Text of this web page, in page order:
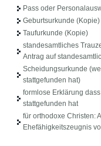
Pass oder
Geburtsurkunde (Kopie)
Taufurkunde (Kopie)
standesamtliches
Antrag auf
Scheidungsurkunde
stattgefunden hat)
formlose Erklärung
stattgefunden hat
für orthodoxe Christen:
Ehefähigkeitszeugnis